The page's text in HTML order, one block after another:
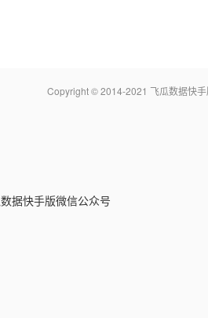
Copyright © 2014-2021 飞瓜数据快
据快手版微信公众号